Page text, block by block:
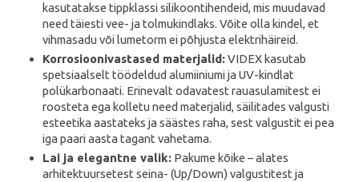
kasutatakse tippklassi silikoontihendeid, mis muudavad
need täiesti vee- ja tolmukindlaks. Võite olla kindel, et
vihmasadu või lumetorm ei põhjusta elektrihäireid.
Korrosioonivastased materjalid:VIDEX kasutab
spetsiaalselt töödeldud alumiiniumi ja UV-kindlat
polükarbonaati. Erinevalt odavatest rauasulamitest ei
roosteta ega kolletu need materjalid, säilitades valgusti
esteetika aastateks ja säästes raha, sest valgustit ei pea
iga paari aasta tagant vahetama.
Lai ja elegantne valik: Pakume kõike – alates
arhitektuursetest seina- (Up/Down) valgustitest ja